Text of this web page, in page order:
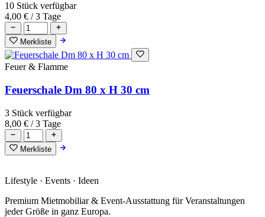
10 Stück verfügbar
4,00 € / 3 Tage
Merkliste
Feuer & Flamme
Feuerschale Dm 80 x H 30 cm
3 Stück verfügbar
8,00 € / 3 Tage
Merkliste
Lifestyle · Events · Ideen
Premium Mietmobiliar & Event-Ausstattung für Veranstaltungen
jeder Größe in ganz Europa.